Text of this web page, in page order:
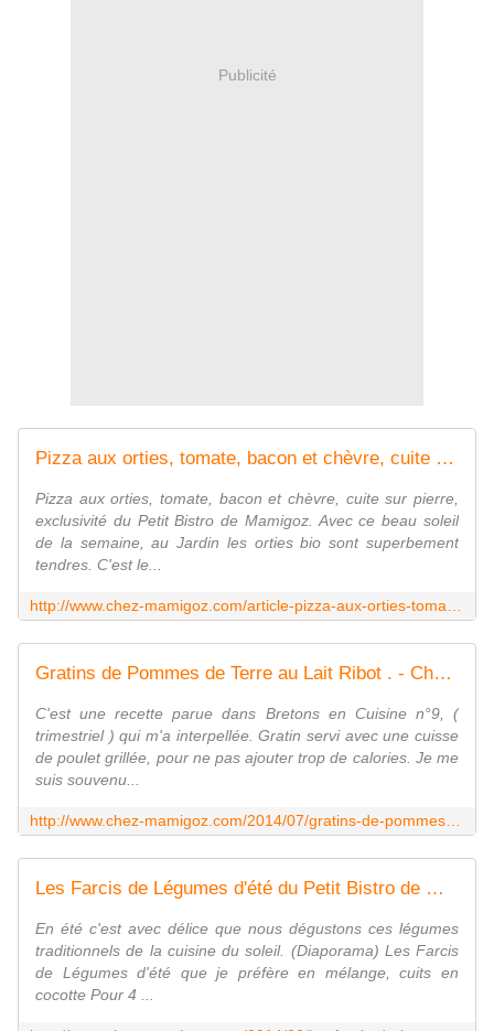
Publicité
Pizza aux orties, tomate, bacon et chèvre, cuite sur pierre de Mamigoz. - Chez Mamigoz
Pizza aux orties, tomate, bacon et chèvre, cuite sur pierre,
exclusivité du Petit Bistro de Mamigoz. Avec ce beau soleil
de la semaine, au Jardin les orties bio sont superbement
tendres. C'est le...
Gratins de Pommes de Terre au Lait Ribot . - Chez Mamigoz
C'est une recette parue dans Bretons en Cuisine n°9, (
trimestriel ) qui m'a interpellée. Gratin servi avec une cuisse
de poulet grillée, pour ne pas ajouter trop de calories. Je me
suis souvenu...
Les Farcis de Légumes d'été du Petit Bistro de Mamigoz - Chez Mamigoz
En été c'est avec délice que nous dégustons ces légumes
traditionnels de la cuisine du soleil. (Diaporama) Les Farcis
de Légumes d'été que je préfère en mélange, cuits en
cocotte Pour 4 ...